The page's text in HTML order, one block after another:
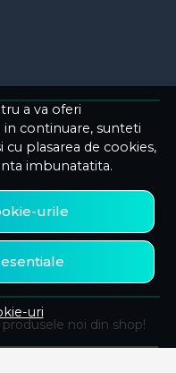
a va oferi
continuare, sunteti
cu plasarea de cookies,
imbunatatita.
urile
uri
noi din shop!